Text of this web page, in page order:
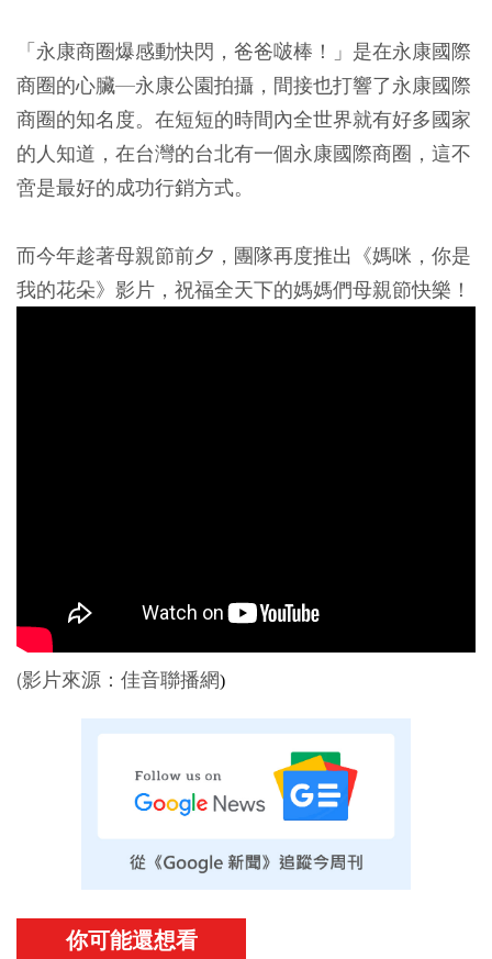
「永康商圈爆感動快閃，爸爸啵棒！」是在永康國際
商圈的心臟—永康公園拍攝，間接也打響了永康國際
商圈的知名度。在短短的時間內全世界就有好多國家
的人知道，在台灣的台北有一個永康國際商圈，這不
啻是最好的成功行銷方式。
而今年趁著母親節前夕，團隊再度推出《媽咪，你是
我的花朵》影片，祝福全天下的媽媽們母親節快樂！
(影片來源：佳音聯播網)